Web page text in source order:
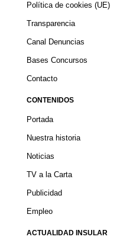
Política de cookies (UE)
Transparencia
Canal Denuncias
Bases Concursos
Contacto
CONTENIDOS
Portada
Nuestra historia
Noticias
TV a la Carta
Publicidad
Empleo
ACTUALIDAD INSULAR